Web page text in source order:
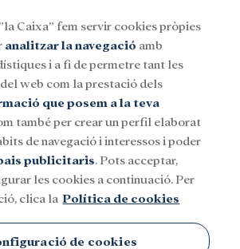
i bequesCultura
Caixa” fem servir cookies pròpies
analitzar la navegació amb
i a fi de permetre tant les
web com la prestació dels
que posem a la teva
també per crear un perfil elaborat
de navegació i interessos i poder
publicitaris. Pots acceptar,
les cookies a continuació. Per
clica la Política de cookies
de cookies